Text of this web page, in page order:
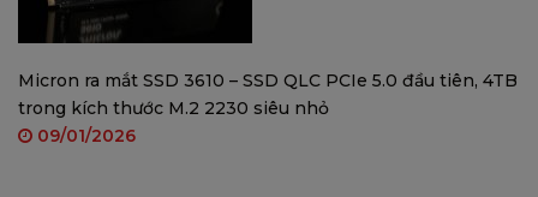
Micron ra mắt SSD 3610 – SSD QLC PCIe 5.0 đầu tiên, 4TB
trong kích thước M.2 2230 siêu nhỏ
09/01/2026